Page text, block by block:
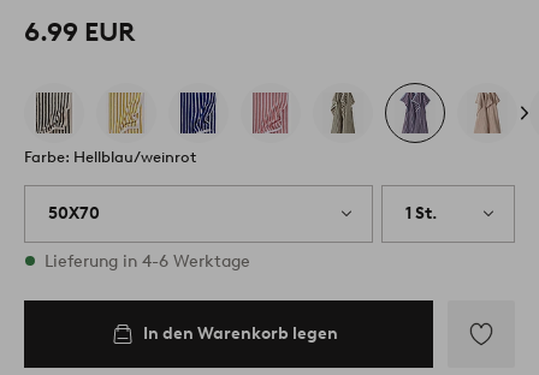
6.99 EUR
Farbe: Hellblau/weinrot
50X70 1 St.
Vorrätig
Lieferung in 4-6 Werktage
In den Warenkorb legen